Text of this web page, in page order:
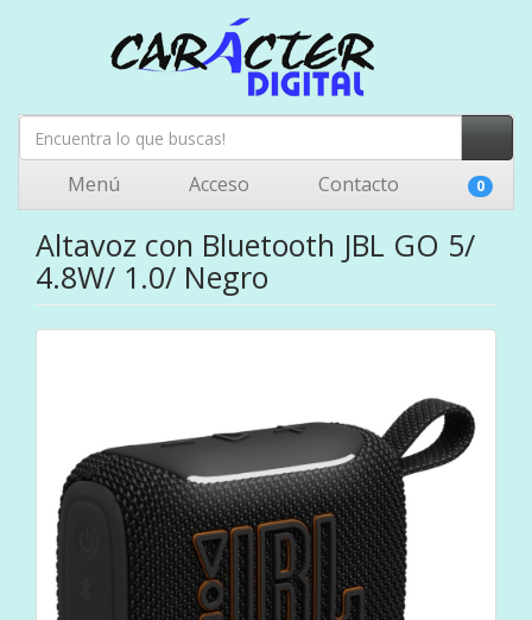
Menú Acceso Contacto 0
Altavoz con Bluetooth JBL GO 5/
4.8W/ 1.0/ Negro